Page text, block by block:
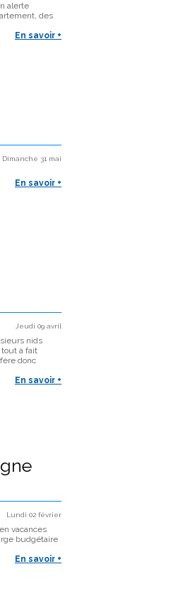
alerte
des
En savoir +
Dimanche 31 mai
En savoir +
Jeudi 09 avril
nids
à fait
donc
En savoir +
Lundi 02 février
vacances
budgétaire
En savoir +